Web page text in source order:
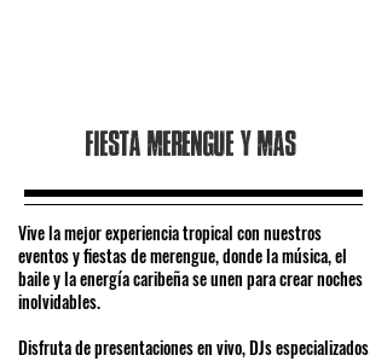
Fiesta merengue y mas
Vive la mejor experiencia tropical con nuestros
eventos y fiestas de merengue, donde la música, el
baile y la energía caribeña se unen para crear noches
inolvidables.
Disfruta de presentaciones en vivo, DJs especializados